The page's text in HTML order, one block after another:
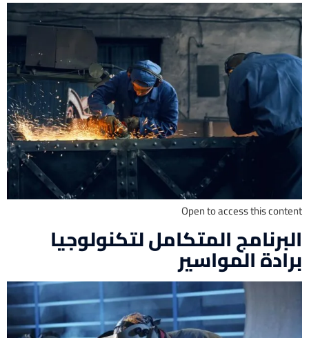
Open to access this content
البرنامج المتكامل لتكنولوجيا
برادة المواسير